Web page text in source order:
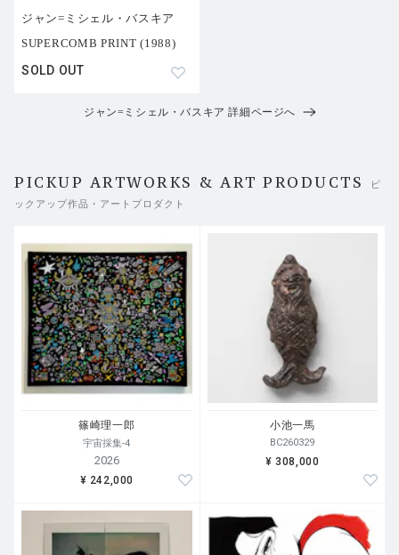
ジャン=ミシェル・バスキア
SUPERCOMB PRINT (1988)
SOLD OUT
ジャン=ミシェル・バスキア 詳細ページへ
PICKUP ARTWORKS & ART PRODUCTS
ピ
ックアップ作品・アートプロダクト
篠崎理一郎
宇宙採集-4
2026
¥ 242,000
小池一馬
BC260329
¥ 308,000